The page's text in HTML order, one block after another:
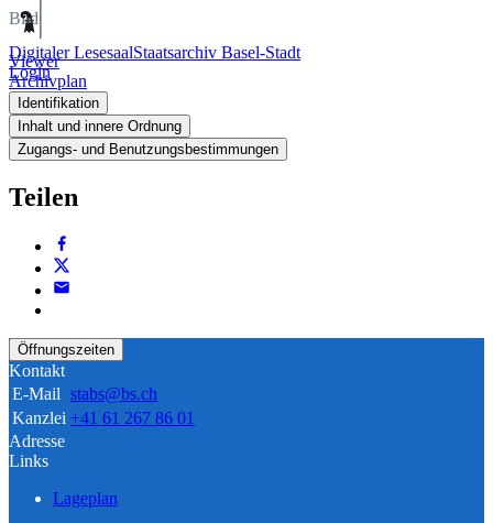
Digitaler LesesaalStaatsarchiv Basel-Stadt
Login
Bild
Viewer
Archivplan
Identifikation
Inhalt und innere Ordnung
Zugangs- und Benutzungsbestimmungen
Teilen
Öffnungszeiten
Kontakt
E-Mail stabs@bs.ch
Kanzlei +41 61 267 86 01
Adresse
Links
Lageplan